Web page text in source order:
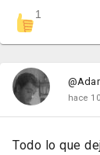
1
hace
Todo lo que